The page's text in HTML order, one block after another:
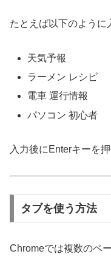
たとえば以下のように
天気予報
ラーメン レシピ
電車 運行情報
パソコン 初心者
入力後にEnterキーを
タブを使う方法
Chromeでは複数のペ